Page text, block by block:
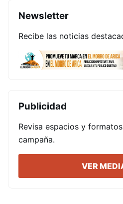
Newsletter
Recibe las noticias
Publicidad
Revisa espacios y
campaña.
VER